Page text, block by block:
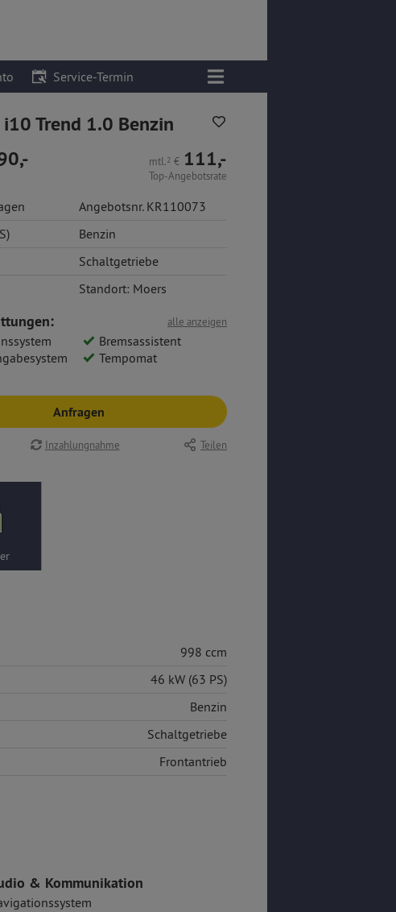
Service-Termin
Trend 1.0 Benzin
mtl.2 € 111,-
Top-Angebotsrate
Angebotsnr. KR110073
Benzin
Schaltgetriebe
Standort: Moers
alle anzeigen
Bremsassistent
Tempomat
Anfragen
Inzahlungnahme Teilen
998 ccm
46 kW (63 PS)
Benzin
Schaltgetriebe
Frontantrieb
& Kommunikation